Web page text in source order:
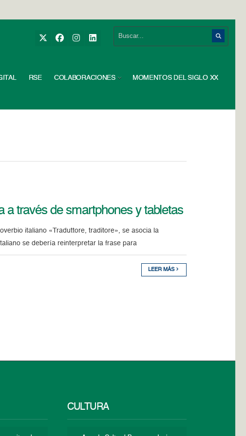
RSE COLABORACIONES MOMENTOS DEL SIGLO XX
a través de smartphones y tabletas
italiano «Traduttore, traditore», se asocia la
se debería reinterpretar la frase para
LEER MÁS
CULTURA